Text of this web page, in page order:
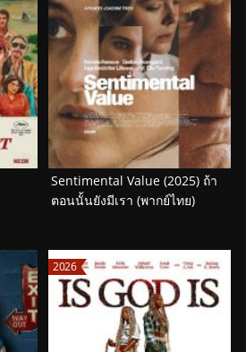
Sentimental Value (2025) ถ้า
ตอนนั้นยังมีเรา (พากย์ไทย)
2026